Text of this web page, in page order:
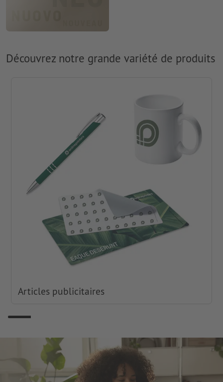
Découvrez notre grande variété de produits
Articles publicitaires